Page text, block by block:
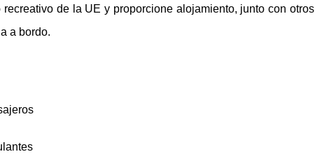
de la UE y proporcione alojamiento, junto con otros
a bordo.